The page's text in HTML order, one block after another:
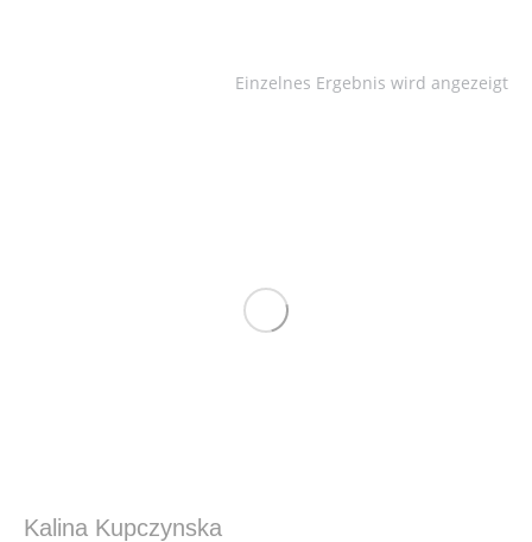
Einzelnes Ergebnis wird angezeigt
Kalina Kupczynska